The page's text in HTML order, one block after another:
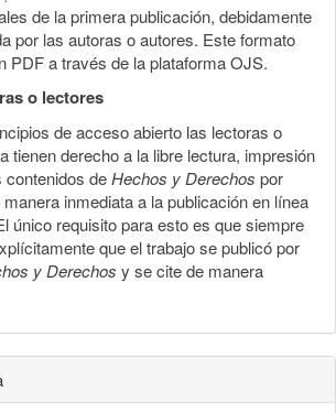
de la primera publicación, debidamente
por las autoras o autores. Este formato
PDF a través de la plataforma OJS.
o lectores
de acceso abierto las lectoras o
tienen derecho a la libre lectura, impresión
contenidos deHechos y Derechos por
inmediata a la publicación en línea
único requisito para esto es que siempre
que el trabajo se publicó por
y Derechos y se cite de manera